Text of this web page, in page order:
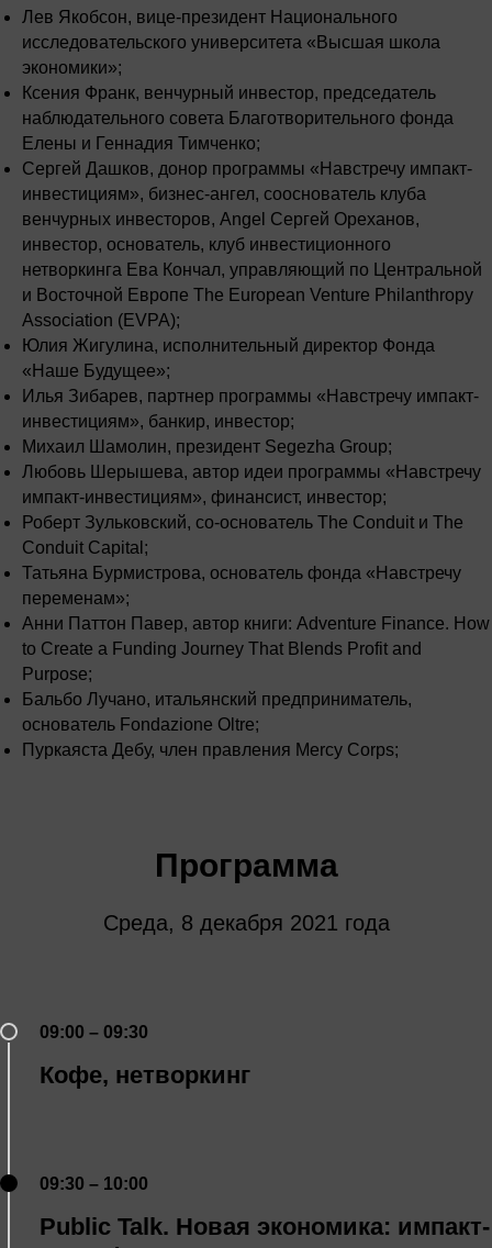
Лев Якобсон, вице-президент Национального
исследовательского университета «Высшая школа
экономики»;
Ксения Франк, венчурный инвестор, председатель
наблюдательного совета Благотворительного фонда
Елены и Геннадия Тимченко;
Сергей Дашков, донор программы «Навстречу импакт-
инвестициям», бизнес-ангел, сооснователь клуба
венчурных инвесторов, Angel Сергей Ореханов,
инвестор, основатель, клуб инвестиционного
нетворкинга Ева Кончал, управляющий по Центральной
и Восточной Европе The European Venture Philanthropy
Association (EVPA);
Юлия Жигулина, исполнительный директор Фонда
«Наше Будущее»;
Илья Зибарев, партнер программы «Навстречу импакт-
инвестициям», банкир, инвестор;
Михаил Шамолин, президент Segezha Group;
Любовь Шерышева, автор идеи программы «Навстречу
импакт-инвестициям», финансист, инвестор;
Роберт Зульковский, со-основатель The Conduit и The
Conduit Capital;
Татьяна Бурмистрова, основатель фонда «Навстречу
переменам»;
Анни Паттон Павер, автор книги: Adventure Finance. How
to Create a Funding Journey That Blends Profit and
Purpose;
Бальбо Лучано, итальянский предприниматель,
основатель Fondazione Oltre;
Пуркаяста Дебу, член правления Mercy Corps;
Программа
Среда, 8 декабря 2021 года
09:00 – 09:30
Кофе, нетворкинг
09:30 – 10:00
Public Talk. Новая экономика: импакт-